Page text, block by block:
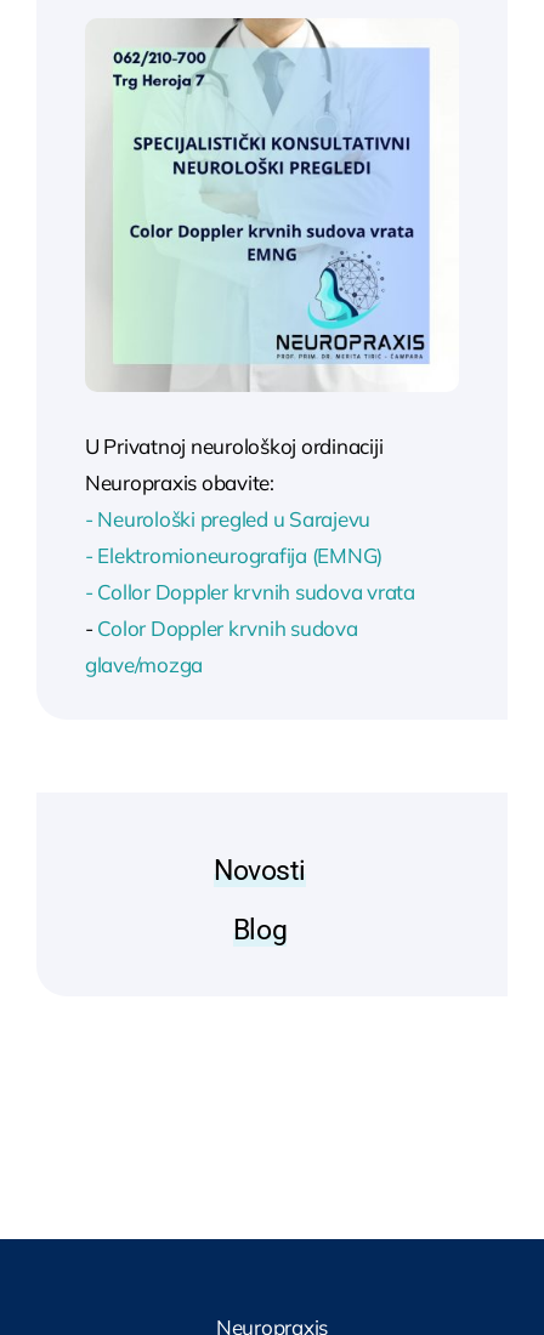
U Privatnoj neurološkoj ordinaciji
Neuropraxis obavite:
- Neurološki pregled u Sarajevu
- Elektromioneurografija (EMNG)
- Collor Doppler krvnih sudova vrata
- Color Doppler krvnih sudova
glave/mozga
Novosti
Blog
Neuropraxis